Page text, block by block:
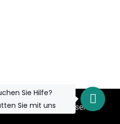
. All Rights Reserved.
Sie Hilfe?
Sie mit uns